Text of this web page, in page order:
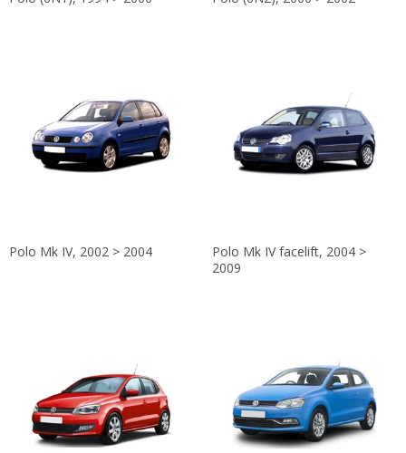
Polo Mk IV, 2002 > 2004
Polo Mk IV facelift, 2004 >
2009